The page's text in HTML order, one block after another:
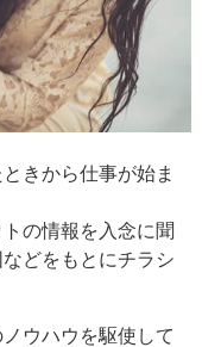
きから仕事が始ま
の情報を入念に聞
どをもとにチラシ
ウハウを駆使して